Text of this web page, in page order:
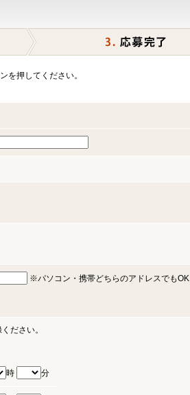
を押してください。
※パソコン・携帯どちらのアドレスでもOK
ださい。
時 分